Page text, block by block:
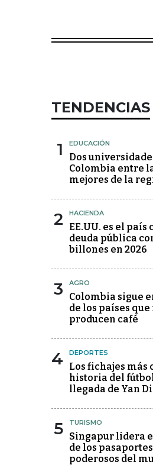
TENDENCIAS
1 EDUCACIÓN
Dos
Colombia entre
mejores de la
2 HACIENDA
EE.UU. es el país
deuda pública
billones en 2026
3 AGRO
Colombia sigue
de los países que
producen café
4 DEPORTES
Los fichajes más
historia del
llegada de Yan
5 TURISMO
Singapur lidera
de los
poderosos del